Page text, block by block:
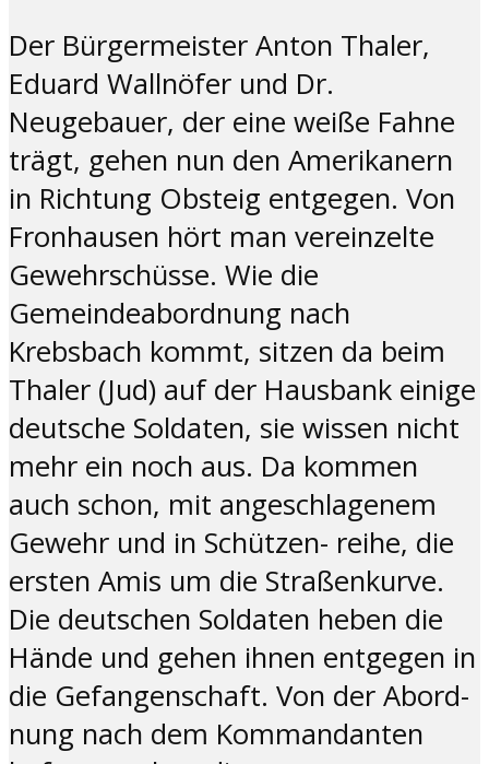
Der Bürgermeister Anton Thaler,
Eduard Wallnöfer und Dr.
Neugebauer, der eine weiße Fahne
trägt, gehen nun den Amerikanern
in Richtung Obsteig entgegen. Von
Fronhausen hört man vereinzelte
Gewehrschüsse. Wie die
Gemeindeabordnung nach
Krebsbach kommt, sitzen da beim
Thaler (Jud) auf der Hausbank einige
deutsche Soldaten, sie wissen nicht
mehr ein noch aus. Da kommen
auch schon, mit angeschlagenem
Gewehr und in Schützen- reihe, die
ersten Amis um die Straßenkurve.
Die deutschen Soldaten heben die
Hände und gehen ihnen entgegen in
die Gefangenschaft. Von der Abord-
nung nach dem Kommandanten